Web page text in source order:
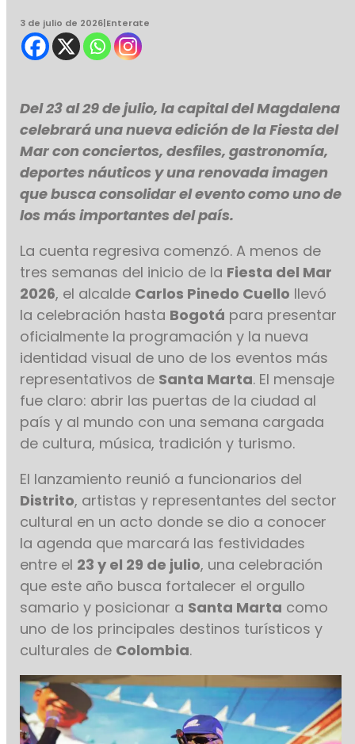
3 de julio de 2026|Enterate
Del 23 al 29 de julio, la capital del Magdalena
celebrará una nueva edición de la Fiesta del
Mar con conciertos, desfiles, gastronomía,
deportes náuticos y una renovada imagen
que busca consolidar el evento como uno de
los más importantes del país.
La cuenta regresiva comenzó. A menos de
tres semanas del inicio de la Fiesta del Mar
2026, el alcalde Carlos Pinedo Cuello llevó
la celebración hasta Bogotá para presentar
oficialmente la programación y la nueva
identidad visual de uno de los eventos más
representativos de Santa Marta. El mensaje
fue claro: abrir las puertas de la ciudad al
país y al mundo con una semana cargada
de cultura, música, tradición y turismo.
El lanzamiento reunió a funcionarios del
Distrito, artistas y representantes del sector
cultural en un acto donde se dio a conocer
la agenda que marcará las festividades
entre el 23 y el 29 de julio, una celebración
que este año busca fortalecer el orgullo
samario y posicionar a Santa Marta como
uno de los principales destinos turísticos y
culturales de Colombia.